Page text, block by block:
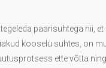
paarisuhtega nii,
kooselu suhtes, on
ette võtta